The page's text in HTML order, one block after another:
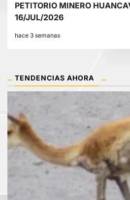
PETITORIO MINERO
16/JUL/2026
hace 3 semanas
TENDENCIAS AHORA
1